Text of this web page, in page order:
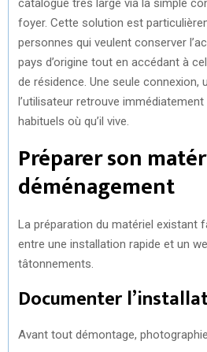
foyer. Cette solution est
personnes qui veulent conserver
pays d’origine tout en accédant à
de résidence. Une seule connexion,
l’utilisateur retrouve
habituels où qu’il vive.
Préparer son
déménagement
La préparation du matériel existant
entre une installation rapide et un
tâtonnements.
Documenter
Avant tout démontage,